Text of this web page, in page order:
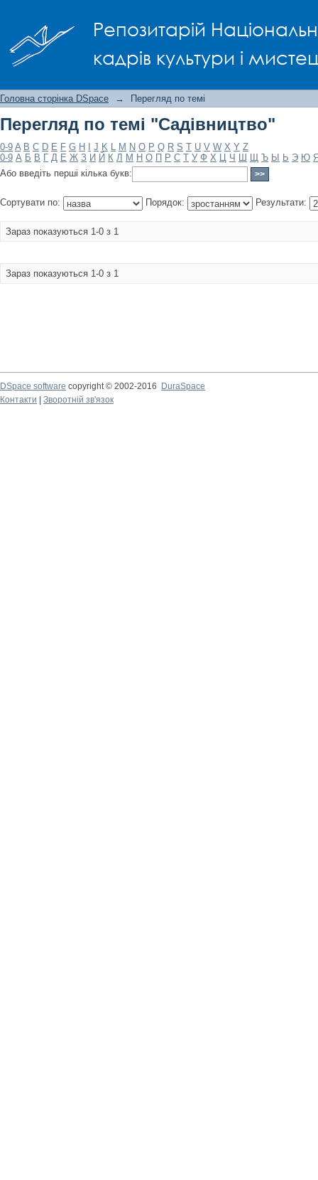
Репозитарій
кадрів культури і
Головна сторінка DSpace → Перегляд по темі
Перегляд по темі "Садівництво"
0-9 A B C D E F G H J K L M N O P Q R S T U V W X Y Z
0-9 А Б В Г Д Е Ж З И Й К Л М Н О П Р С Т У Ф Х Ц Ч Ш Щ Ъ Ы Ь Э Ю
Або введіть перші кілька букв:
Сортувати по: Порядок: Результати:
Зараз показуються 1-0 з 1
Зараз показуються 1-0 з 1
DSpace software copyright © 2002-2016
DuraSpace
Контакти
Зворотній зв'язок